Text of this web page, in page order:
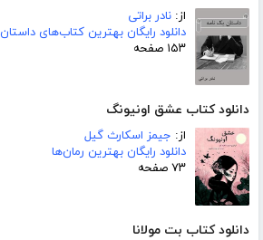
از: نادر براتی
دانلود رایگان بهترین کتاب‌های داستان
۱۵۳ صفحه
دانلود کتاب عشق اونیونگ
از: جیمز اسکارث گیل
دانلود رایگان بهترین رمان‌ها
۷۳ صفحه
دانلود کتاب بت مولانا